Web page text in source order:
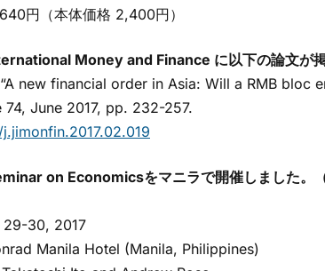
円（本体価格 2,400円）
Money and Finance に以下の論文が掲
new financial order in Asia: Will a RMB bloc
74, June 2017, pp. 232-257.
j.jimonfin.2017.02.019
on Economicsをマニラで開催しました。
30, 2017
Manila Hotel (Manila, Philippines)